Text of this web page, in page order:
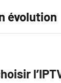
évolution